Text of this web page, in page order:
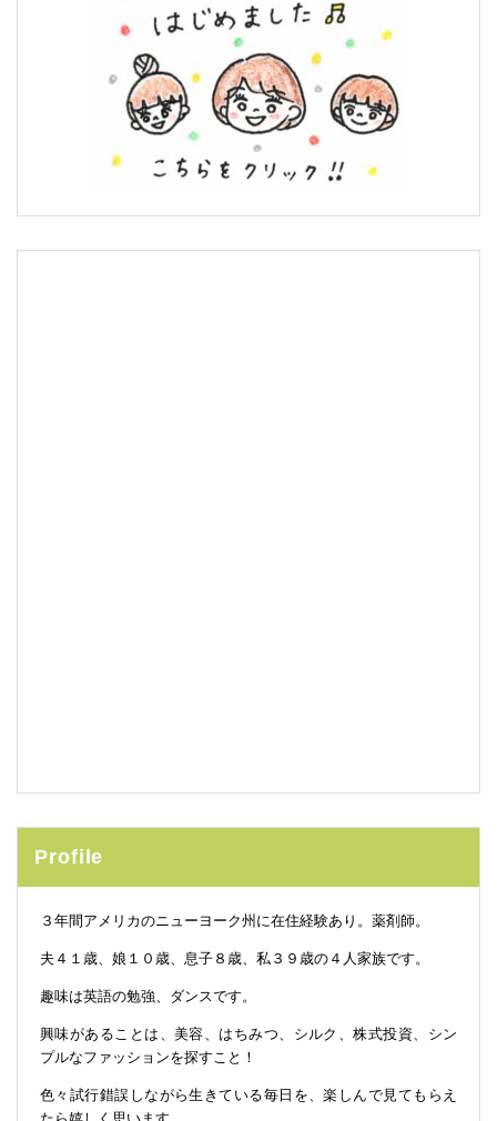
Profile
３年間アメリカのニューヨーク州に在住経験あり。薬剤師。
夫４１歳、娘１０歳、息子８歳、私３９歳の４人家族です。
趣味は英語の勉強、ダンスです。
興味があることは、美容、はちみつ、シルク、株式投資、シン
プルなファッションを探すこと！
色々試行錯誤しながら生きている毎日を、楽しんで見てもらえ